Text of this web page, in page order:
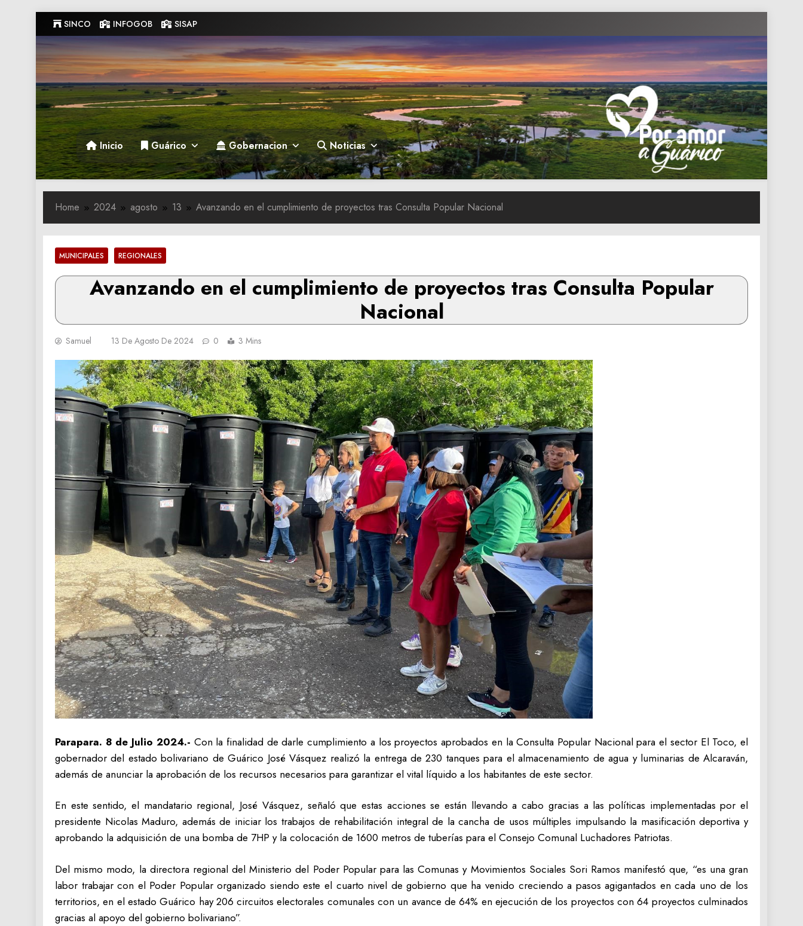
to
content
SINCO INFOGOB SISAP
Gobernacion de Guarico
Gobernacion de Guarico
Inicio Guárico Gobernacion Noticias
Home 2024 agosto 13 Avanzando en el cumplimiento de proyectos tras Consulta Popular Nacional
MUNICIPALES REGIONALES
Avanzando en el cumplimiento de proyectos tras Consulta Popular
Nacional
Samuel 13 De Agosto De 2024 0 3 Mins
Parapara. 8 de Julio 2024.- Con la finalidad de darle cumplimiento a los proyectos aprobados en la Consulta Popular Nacional para el sector El Toco, el
gobernador del estado bolivariano de Guárico José Vásquez realizó la entrega de 230 tanques para el almacenamiento de agua y luminarias de Alcaraván,
además de anunciar la aprobación de los recursos necesarios para garantizar el vital líquido a los habitantes de este sector.
En este sentido, el mandatario regional, José Vásquez, señaló que estas acciones se están llevando a cabo gracias a las políticas implementadas por el
presidente Nicolas Maduro, además de iniciar los trabajos de rehabilitación integral de la cancha de usos múltiples impulsando la masificación deportiva y
aprobando la adquisición de una bomba de 7HP y la colocación de 1600 metros de tuberías para el Consejo Comunal Luchadores Patriotas.
Del mismo modo, la directora regional del Ministerio del Poder Popular para las Comunas y Movimientos Sociales Sori Ramos manifestó que, “es una gran
labor trabajar con el Poder Popular organizado siendo este el cuarto nivel de gobierno que ha venido creciendo a pasos agigantados en cada uno de los
territorios, en el estado Guárico hay 206 circuitos electorales comunales con un avance de 64% en ejecución de los proyectos con 64 proyectos culminados
gracias al apoyo del gobierno bolivariano”.